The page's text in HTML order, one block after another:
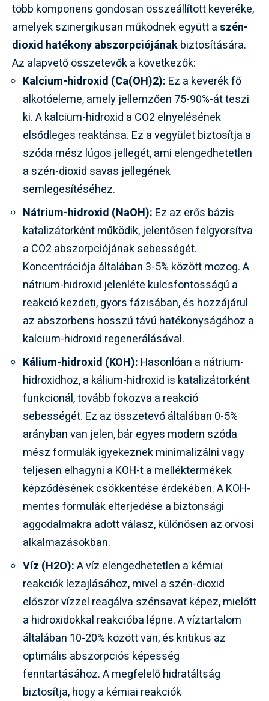
több komponens gondosan összeállított keveréke,
amelyek szinergikusan működnek együtt aszén-
dioxid hatékony abszorpciójánakbiztosítására.
Az alapvető összetevők a következők:
Kalcium-hidroxid (Ca(OH)2): Ez a keverék fő
alkotóeleme, amely jellemzően 75-90%-át teszi
ki. A kalcium-hidroxid a CO2 elnyelésének
elsődleges reaktánsa. Ez a vegyület biztosítja a
szóda mész lúgos jellegét, ami elengedhetetlen
a szén-dioxid savas jellegének
semlegesítéséhez.
Nátrium-hidroxid (NaOH): Ez az erős bázis
katalizátorként működik, jelentősen felgyorsítva
a CO2 abszorpciójának sebességét.
Koncentrációja általában 3-5% között mozog. A
nátrium-hidroxid jelenléte kulcsfontosságú a
reakció kezdeti, gyors fázisában, és hozzájárul
az abszorbens hosszú távú hatékonyságához a
kalcium-hidroxid regenerálásával.
Kálium-hidroxid (KOH): Hasonlóan a nátrium-
hidroxidhoz, a kálium-hidroxid is katalizátorként
funkcionál, tovább fokozva a reakció
sebességét. Ez az összetevő általában 0-5%
arányban van jelen, bár egyes modern szóda
mész formulák igyekeznek minimalizálni vagy
teljesen elhagyni a KOH-t a melléktermékek
képződésének csökkentése érdekében. A KOH-
mentes formulák elterjedése a biztonsági
aggodalmakra adott válasz, különösen az orvosi
alkalmazásokban.
Víz (H2O):A víz elengedhetetlen a kémiai
reakciók lezajlásához, mivel a szén-dioxid
először vízzel reagálva szénsavat képez, mielőtt
a hidroxidokkal reakcióba lépne. A víztartalom
általában 10-20% között van, és kritikus az
optimális abszorpciós képesség
fenntartásához. A megfelelő hidratáltság
biztosítja, hogy a kémiai reakciók